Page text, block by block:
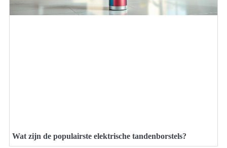
Wat zijn de populairste elektrische tandenborstels?